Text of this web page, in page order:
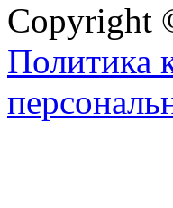
Copyright
Политика